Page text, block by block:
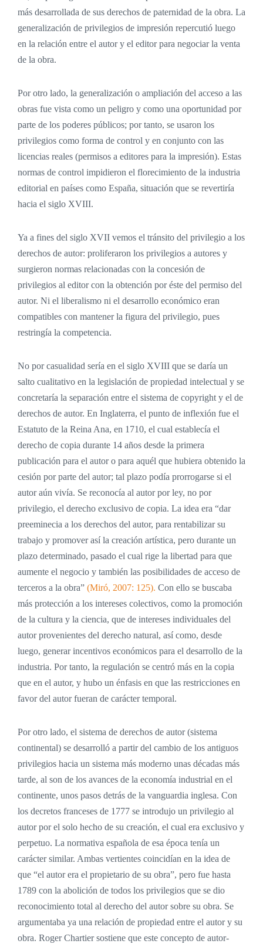
más desarrollada de sus derechos de paternidad de la obra. La
generalización de privilegios de impresión repercutió luego
en la relación entre el autor y el editor para negociar la venta
de la obra.
Por otro lado, la generalización o ampliación del acceso a las
obras fue vista como un peligro y como una oportunidad por
parte de los poderes públicos; por tanto, se usaron los
privilegios como forma de control y en conjunto con las
licencias reales (permisos a editores para la impresión). Estas
normas de control impidieron el florecimiento de la industria
editorial en países como España, situación que se revertiría
hacia el siglo XVIII.
Ya a fines del siglo XVII vemos el tránsito del privilegio a los
derechos de autor: proliferaron los privilegios a autores y
surgieron normas relacionadas con la concesión de
privilegios al editor con la obtención por éste del permiso del
autor. Ni el liberalismo ni el desarrollo económico eran
compatibles con mantener la figura del privilegio, pues
restringía la competencia.
No por casualidad sería en el siglo XVIII que se daría un
salto cualitativo en la legislación de propiedad intelectual y se
concretaría la separación entre el sistema de copyright y el de
derechos de autor. En Inglaterra, el punto de inflexión fue el
Estatuto de la Reina Ana, en 1710, el cual establecía el
derecho de copia durante 14 años desde la primera
publicación para el autor o para aquél que hubiera obtenido la
cesión por parte del autor; tal plazo podía prorrogarse si el
autor aún vivía. Se reconocía al autor por ley, no por
privilegio, el derecho exclusivo de copia. La idea era “dar
preeminecia a los derechos del autor, para rentabilizar su
trabajo y promover así la creación artística, pero durante un
plazo determinado, pasado el cual rige la libertad para que
aumente el negocio y también las posibilidades de acceso de
terceros a la obra” (Miró, 2007: 125). Con ello se buscaba
más protección a los intereses colectivos, como la promoción
de la cultura y la ciencia, que de intereses individuales del
autor provenientes del derecho natural, así como, desde
luego, generar incentivos económicos para el desarrollo de la
industria. Por tanto, la regulación se centró más en la copia
que en el autor, y hubo un énfasis en que las restricciones en
favor del autor fueran de carácter temporal.
Por otro lado, el sistema de derechos de autor (sistema
continental) se desarrolló a partir del cambio de los antiguos
privilegios hacia un sistema más moderno unas décadas más
tarde, al son de los avances de la economía industrial en el
continente, unos pasos detrás de la vanguardia inglesa. Con
los decretos franceses de 1777 se introdujo un privilegio al
autor por el solo hecho de su creación, el cual era exclusivo y
perpetuo. La normativa española de esa época tenía un
carácter similar. Ambas vertientes coincidían en la idea de
que “el autor era el propietario de su obra”, pero fue hasta
1789 con la abolición de todos los privilegios que se dio
reconocimiento total al derecho del autor sobre su obra. Se
argumentaba ya una relación de propiedad entre el autor y su
obra. Roger Chartier sostiene que este concepto de autor-